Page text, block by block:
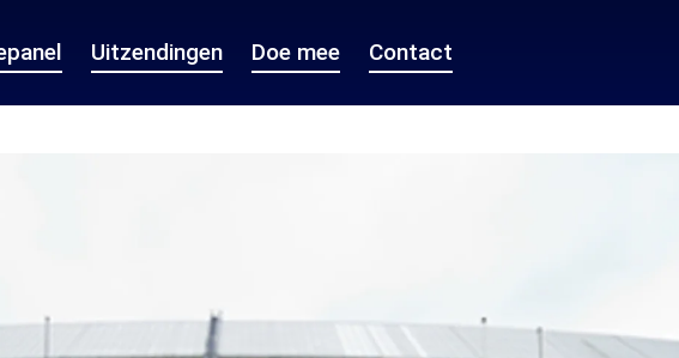
Uitzendingen Doe mee Contact